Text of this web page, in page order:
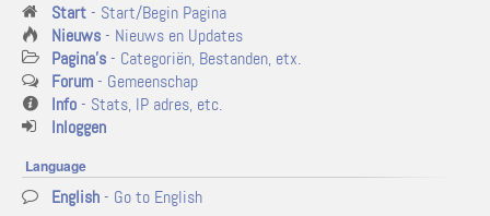
Start- Start/Begin Pagina
Nieuws- Nieuws en Updates
Pagina's- Categoriën, Bestanden, etx.
Forum- Gemeenschap
Info- Stats, IP adres, etc.
Inloggen
Language
English- Go to English